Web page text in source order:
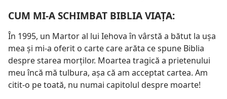
CUM MI-A SCHIMBAT BIBLIA VIAŢA:
În 1995, un Martor al lui Iehova în vârstă a bătut la uşa
mea şi mi-a oferit o carte care arăta ce spune Biblia
despre starea morţilor. Moartea tragică a prietenului
meu încă mă tulbura, aşa că am acceptat cartea. Am
citit-o pe toată, nu numai capitolul despre moarte!